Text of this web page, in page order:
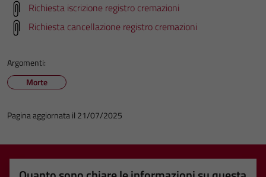
Richiesta iscrizione registro cremazioni
Richiesta cancellazione registro cremazioni
Argomenti:
Morte
Pagina aggiornata il 21/07/2025